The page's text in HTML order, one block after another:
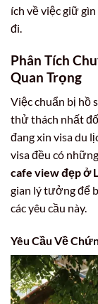
ích về việc giữ
đi.
Phân Tích
Quan Trọng
Việc chuẩn bị hồ
thử thách nhất
đang xin visa du
visa đều có
cafe view đẹp ở
gian lý tưởng để
các yêu cầu này.
Yêu Cầu Về